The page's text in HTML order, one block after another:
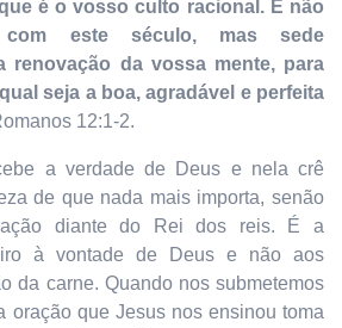
é o vosso culto racional. E não
com este século, mas sede
renovação da vossa mente, para
seja a boa, agradável e perfeita
12:1-2.
a verdade de Deus e nela crê
de que nada mais importa, senão
diante do Rei dos reis. É a
à vontade de Deus e não aos
da carne. Quando nos submetemos
oração que Jesus nos ensinou toma